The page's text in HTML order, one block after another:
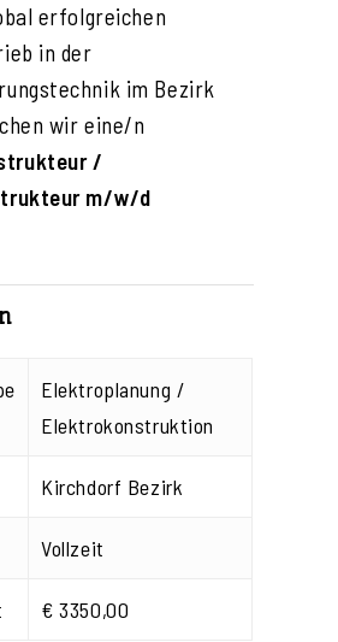
erfolgreichen
in der
im Bezirk
wir eine/n
/
m/w/d
Elektroplanung /
Elektrokonstruktion
Kirchdorf Bezirk
Vollzeit
€ 3350,00